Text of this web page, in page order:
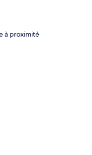
à proximité